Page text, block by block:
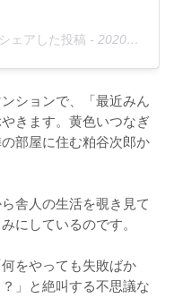
ェアした投稿 - 2020年 3月月23日午後7時21分PDT
ションで、「最近みん
きます。黄色いつなぎ
部屋に住む粕谷次郎か
舎人の生活を覗き見て
にしているのです。
をやっても失敗ばか
」と絶叫する不思議な